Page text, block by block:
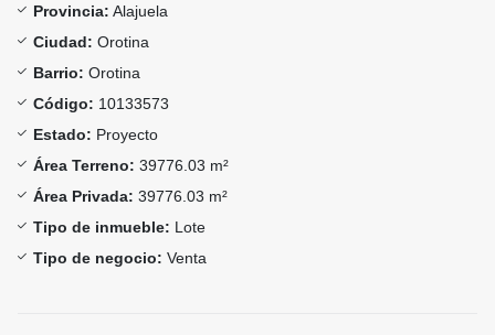
Provincia: Alajuela
Ciudad: Orotina
Barrio: Orotina
Código: 10133573
Estado: Proyecto
Área Terreno: 39776.03 m²
Área Privada: 39776.03 m²
Tipo de inmueble: Lote
Tipo de negocio: Venta